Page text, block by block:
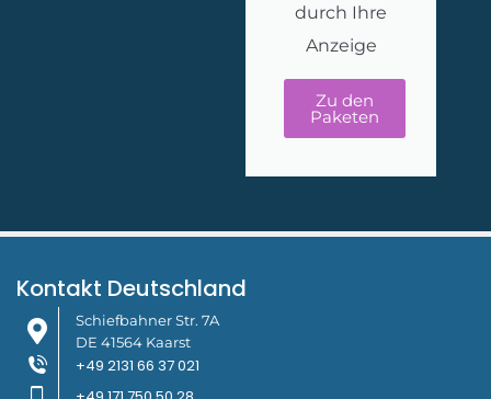
durch Ihre
Anzeige
Zu den
Paketen
Kontakt Deutschland
Schiefbahner Str. 7A
DE 41564 Kaarst
+49 2131 66 37 021
Kliniken & Ärzte
Kontakt